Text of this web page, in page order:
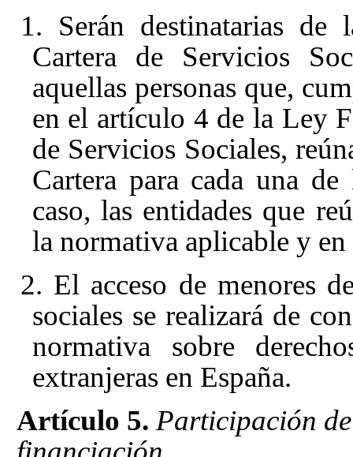
1. Serán destinatarias de
Cartera de Servicios
aquellas personas que,
en el artículo 4 de la Ley
de Servicios Sociales,
Cartera para cada una
caso, las entidades que
la normativa aplicable y
2. El acceso de menores
sociales se realizará de
normativa sobre
extranjeras en España.
Artículo 5. Participación